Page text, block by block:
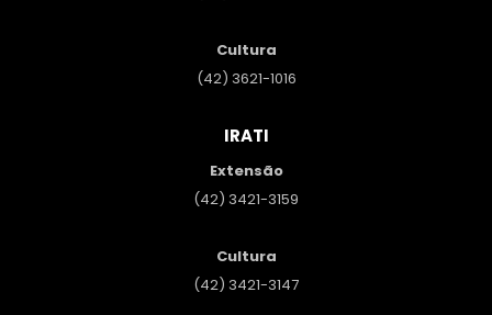
Cultura
(42) 3621-1016
IRATI
Extensão
(42) 3421-3159
Cultura
(42) 3421-3147